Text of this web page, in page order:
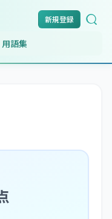
新規登録
用語集